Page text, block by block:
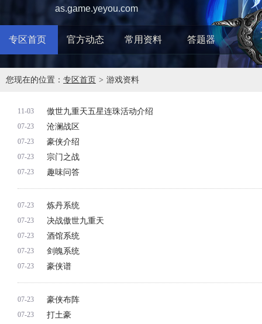
as.game.yeyou.com
专区首页 官方动态 常用资料 答题器
您现在的位置： 专区首页 > 游戏资料
11-03 傲世九重天五星连珠活动介绍
07-23 沧澜战区
07-23 豪侠介绍
07-23 宗门之战
07-23 趣味问答
07-23 炼丹系统
07-23 决战傲世九重天
07-23 酒馆系统
07-23 剑魄系统
07-23 豪侠谱
07-23 豪侠布阵
07-23 打土豪